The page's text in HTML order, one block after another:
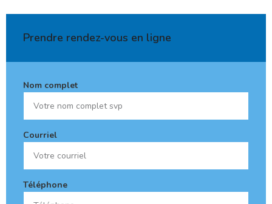
Prendre rendez-vous en ligne
Nom complet
Courriel
Téléphone